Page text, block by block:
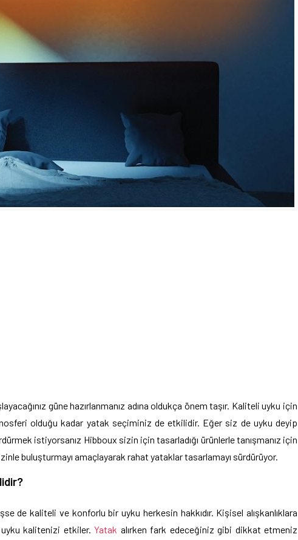
güne hazırlanmanız adına oldukça önem taşır. Kaliteli uyku için
olduğu kadar yatak seçiminiz de etkilidir. Eğer siz de uyku deyip
istiyorsanız Hibboux sizin için tasarladığı ürünlerle tanışmanız için
buluşturmayı amaçlayarak rahat yataklar tasarlamayı sürdürüyor.
de kaliteli ve konforlu bir uyku herkesin hakkıdır. Kişisel alışkanlıklara
uyku kalitenizi etkiler.Yatak alırken fark edeceğiniz gibi dikkat etmeniz